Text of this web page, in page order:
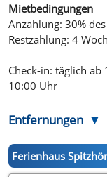
Mietbedingungen
Anzahlung: 30%
Restzahlung: 4
Check-in: täglich ab
10:00 Uhr
Entfernungen
Ferienhaus